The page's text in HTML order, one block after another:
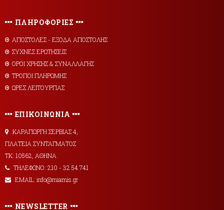
ΠΛΗΡΟΦΟΡΙΕΣ
AΠΟΣΤΟΛΕΣ - ΕΞΟΔΑ ΑΠΟΣΤΟΛΗΣ
ΣΥΧΝΕΣ ΕΡΩΤΗΣΕΙΣ
ΟΡΟΙ ΧΡΗΣΗΣ & ΣΥΝΑΛΛΑΓΗΣ
ΤΡΟΠΟΙ ΠΛΗΡΩΜΗΣ
ΩΡΕΣ ΛΕΙΤΟΥΡΓΙΑΣ
ΕΠΙΚΟΙΝΩΝΙΑ
ΚΑΡΑΓΙΩΡΓΗ ΣΕΡΒΙΑΣ 4,
ΠΛΑΤΕΙΑ ΣΥΝΤΑΓΜΑΤΟΣ
ΤΚ: 10562, ΑΘΗΝΑ
ΤΗΛΕΦΩΝΟ: 210 - 32 54 741
EMAIL: info@miamis.gr
NEWSLETTER